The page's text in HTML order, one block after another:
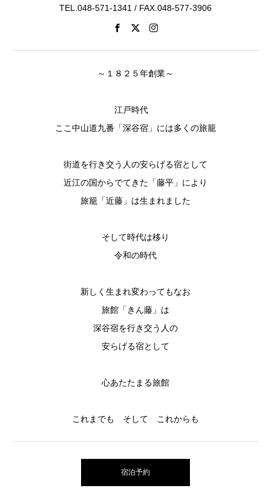
TEL.048-571-1341 / FAX.048-577-3906
～１８２５年創業～
江戸時代
ここ中山道九番「深谷宿」には多くの旅籠
街道を行き交う人の安らげる宿として
近江の国からでてきた「藤平」により
旅籠「近藤」は生まれました
そして時代は移り
令和の時代
新しく生まれ変わってもなお
旅館「きん藤」は
深谷宿を行き交う人の
安らげる宿として
心あたたまる旅館
これまでも そして これからも
宿泊予約